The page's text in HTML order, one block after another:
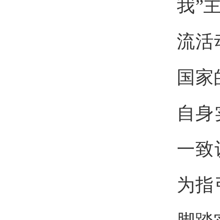
我”
流活
国
自
一致
为